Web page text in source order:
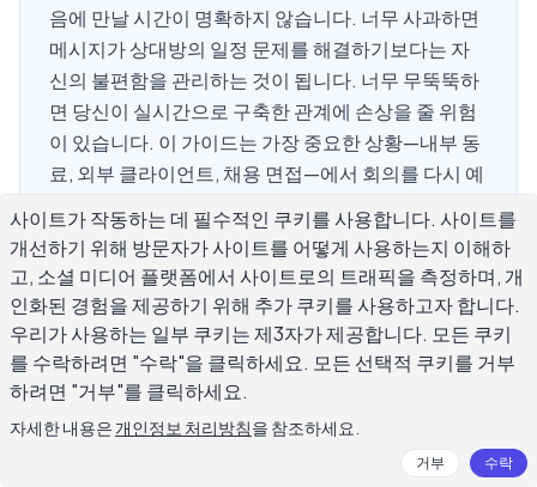
음에 만날 시간이 명확하지 않습니다. 너무 사과하면
메시지가 상대방의 일정 문제를 해결하기보다는 자
신의 불편함을 관리하는 것이 됩니다. 너무 무뚝뚝하
면 당신이 실시간으로 구축한 관계에 손상을 줄 위험
이 있습니다. 이 가이드는 가장 중요한 상황—내부 동
료, 외부 클라이언트, 채용 면접—에서 회의를 다시 예
을 바로 사용할 수 있는 템플릿, 제목 라인 패턴, 타이
밍 지침, 그리고 합리적인 재예약 요청을 어색한 왕복
으로 바꾸는 구체적인 실수와 함께 설명합니다.
전문적인 이메일에서 회의를 다시 예약
하기 위해 무엇을 포함해야 할까요?
사이트가 작동하는 데 필수적인 쿠키를 사용합니다. 사이트를
개선하기 위해 방문자가 사이트를 어떻게 사용하는지 이해하
고, 소셜 미디어 플랫폼에서 사이트로의 트래픽을 측정하며, 개
인화된 경험을 제공하기 위해 추가 쿠키를 사용하고자 합니다.
우리가 사용하는 일부 쿠키는 제3자가 제공합니다. 모든 쿠키
를 수락하려면 "수락"을 클릭하세요. 모든 선택적 쿠키를 거부
하려면 "거부"를 클릭하세요.
자세한 내용은 개인정보 처리방침을 참조하세요.
거부 수락